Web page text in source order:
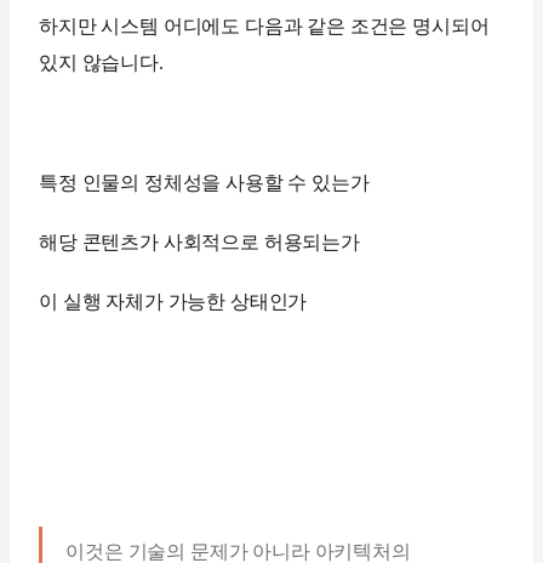
하지만 시스템 어디에도 다음과 같은 조건은 명시되어
있지 않습니다.
특정 인물의 정체성을 사용할 수 있는가
해당 콘텐츠가 사회적으로 허용되는가
이 실행 자체가 가능한 상태인가
이것은 기술의 문제가 아니라 아키텍처의